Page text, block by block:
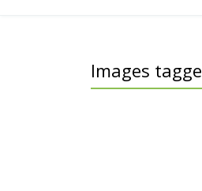
Images